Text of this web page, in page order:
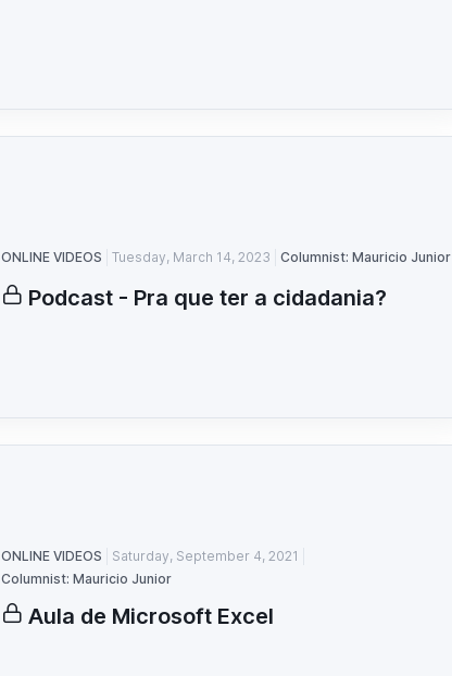
ONLINE VIDEOS Tuesday, March 14, 2023 Columnist: Mauricio Junior
Podcast - Pra que ter a cidadania?
ONLINE VIDEOS
Saturday, September 4, 2021
Columnist: Mauricio Junior
Aula de Microsoft Excel